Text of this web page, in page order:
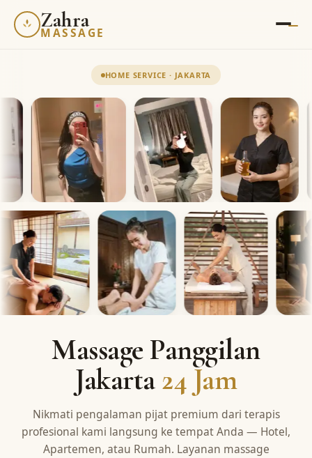
Zahra
MASSAGE
HOME SERVICE · JAKARTA
Massage Panggilan
Jakarta24 Jam
Nikmati pengalaman pijat premium dari terapis
profesional kami langsung ke tempat Anda — Hotel,
Apartemen, atau Rumah. Layanan massage